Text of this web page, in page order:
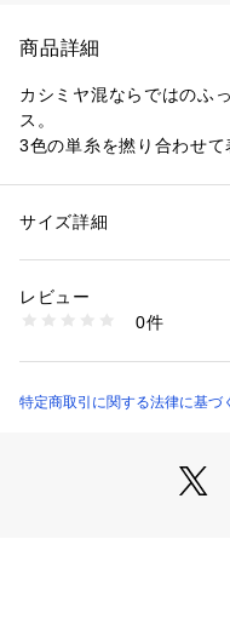
商品詳細
カシミヤ混ならではのふ
ス。
3色の単糸を撚り合わせて
折り返しても着用できる
左裾に入れた大胆なスリ
ツとのレイヤードスタイ
店舗にお問い合わせの際
性別：レディース
素材：ウール95％　カシミヤ
洗濯：洗濯不可、漂白不可、
イ可、ウエットクリーニング
商品番号：1095000000838
サイズ詳細
レビュー
0件
特定商取引に関する法律に基づ